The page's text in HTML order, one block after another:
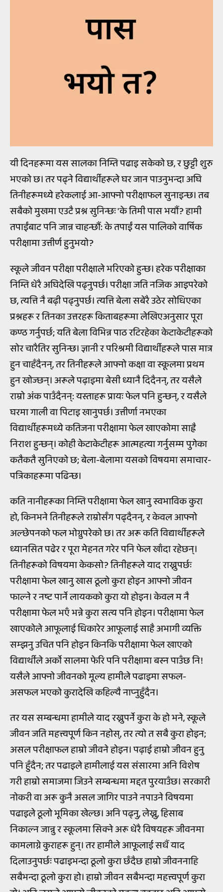
यी दिनहरूमा यस सालका निम्ति पढाइ सकेको छ, र छुट्टी शुरु
भएको छ। तर पढ्ने विद्यार्थीहरूले घर जान पाउनुभन्दा अघि
तिनीहरूमध्ये हरेकलाई आ-आफ्नो परीक्षाफल सुनाइन्छ। तब
सबैको मुखमा एउटै प्रश्न सुनिन्छः 'के तिमी पास भयौं? हामी
तपाईंबाट पनि जान्न चाहन्छौं: के तपाईं यस पालिको वार्षिक
परीक्षामा उत्तीर्ण हुनुभयो?
स्कूले जीवन परीक्षा परीक्षाले भरिएको हुन्छ। हरेक परीक्षाका
निम्ति धेरै अघिदेखि पढ्नुपर्छ। परीक्षा जति नजिक आइपरेको
छ, त्यत्ति नै बढ़ी पढ्नुपर्छ। त्यत्ति बेला सबेरै उठेर सोधिएका
प्रश्नहरू र तिनका उत्तरहरू किताबहरूमा लेखिएअनुसार पूरा
कण्ठ गर्नुपर्छ; यति बेला विभिन्न पाठ रटिरहेका केटाकेटीहरूको
सोर चारैतिर सुनिन्छ। ज्ञानी र परिश्रमी विद्यार्थीहरूले पास मात्र
हुन चाहँदैनन्, तर तिनीहरूले आफ्नो कक्षा वा स्कूलमा प्रथम
हुन खोज्छन्। अरूले पढ़ाइमा बेसी ध्यानै दिदैनन्, तर यसैले
राम्रो अंक पाउँदैनन्: यस्ताहरू प्रायः फेल पनि हुन्छन्, र यसैले
घरमा गाली वा पिटाइ खानुपर्छ। उत्तीर्णा नभएका
विद्यार्थीहरूमध्ये कतिजना परीक्षामा फेल खाएकोमा साह्रै
निराश हुन्छन्। कोही केटाकेटीहरू आत्महत्या गर्नुसम्म पुगेका
कतैकतै सुनिएको छ; बेला-बेलामा यसको विषयमा समाचार-
पत्रिकाहरूमा पढिन्छ।
कति नानीहरूका निम्ति परीक्षामा फेल खानु स्वभाविक कुरा
हो, किनभने तिनीहरूले राम्रोसँग पढ्दैनन्, र केवल आफ्नो
अल्छेपनको फल भोग्नुपरेको छ। तर अरू कति विद्यार्थीहरूले
ध्यानसित पढेर र पूरा मेहनत गरेर पनि फेल खाँदा रहेछन्।
तिनीहरूको विषयमा केकसो? तिनीहरूले याद राख्नुपर्छः
परीक्षामा फेल खानु खास ठूलो कुरा होइन आफ्नो जीवन
फाल्ने र नष्ट पार्ने लायकको कुरा यो होइन। केवल म नै
परीक्षामा फेल भएँ भन्ने कुरा सत्य पनि होइन। परीक्षामा फेल
खाएकोले आफूलाई धिकारेर आफूलाई साहै अभागी व्यक्ति
सम्झनु उचित पनि होइन किनकि परीक्षामा फेल खाएको
विद्यार्थीले अर्को सालमा फेरि पनि परीक्षामा बस्न पाउँछ नि!
यसैले आफ्नो जीवनको मूल्य हामीले पढाइमा सफल-
असफल भएको कुरादेखि कहिल्यै नाप्‍नुहुँदैन।
तर यस सम्बन्धमा हामीले याद रख्नुपर्ने कुरा के हो भने, स्कूले
जीवन जति महत्त्वपूर्ण किन नहोस्, तर त्यो त सबै कुरा होइन;
असल परीक्षाफल हाम्रो जीवने होइन। पढ़ाई हाम्रो जीवन हुनु
पनि हुँदैन; तर पढाइले हामीलाई यस संसारमा अनि विशेष
गरी हाम्रो समाजमा जिउने सम्बन्धमा मद्दत पुरयाउँछ। सरकारी
नोकरी वा अरू कुनै असल जागिर पाउने नपाउने विषयमा
पढाइले ठूलो भूमिका खेल्छ। अनि पढ्नु, लेख्नु, हिसाब
निकाल्न जान्नु र स्कूलमा सिक्ने अरू धेरै विषयहरू जीवनमा
कामलाग्ने कुराहरू हुन्। तर हामीले आफूलाई सधैं याद
दिलाउनुपर्छः पढाइभन्दा ठूलो कुरा छँदैछ हाम्रो जीवननाहि
सबैभन्दा ठूलो कुरा हो। हाम्रो जीवन सबैभन्दा महत्त्वपूर्ण कुरा